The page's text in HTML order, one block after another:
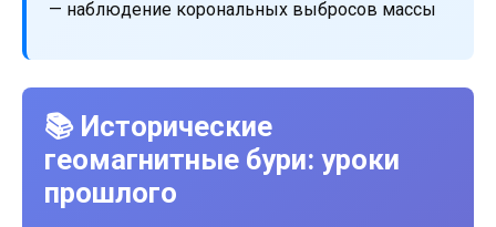
— наблюдение корональных выбросов массы
📚 Исторические
геомагнитные бури: уроки
прошлого